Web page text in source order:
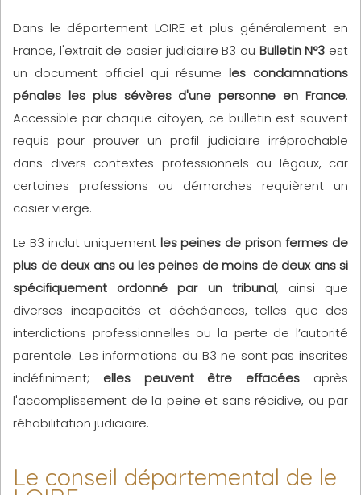
Dans le département LOIRE et plus généralement en
France, l'extrait de casier judiciaire B3 ou Bulletin N°3 est
un document officiel qui résume les condamnations
pénales les plus sévères d'une personne en France.
Accessible par chaque citoyen, ce bulletin est souvent
requis pour prouver un profil judiciaire irréprochable
dans divers contextes professionnels ou légaux, car
certaines professions ou démarches requièrent un
casier vierge.
Le B3 inclut uniquement les peines de prison fermes de
plus de deux ans ou les peines de moins de deux ans si
spécifiquement ordonné par un tribunal, ainsi que
diverses incapacités et déchéances, telles que des
interdictions professionnelles ou la perte de l’autorité
parentale. Les informations du B3 ne sont pas inscrites
indéfiniment; elles peuvent être effacées après
l'accomplissement de la peine et sans récidive, ou par
réhabilitation judiciaire.
Le conseil départemental de le